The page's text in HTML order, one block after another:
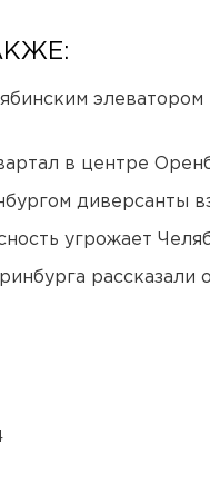
в центре
диверсанты
угрожает